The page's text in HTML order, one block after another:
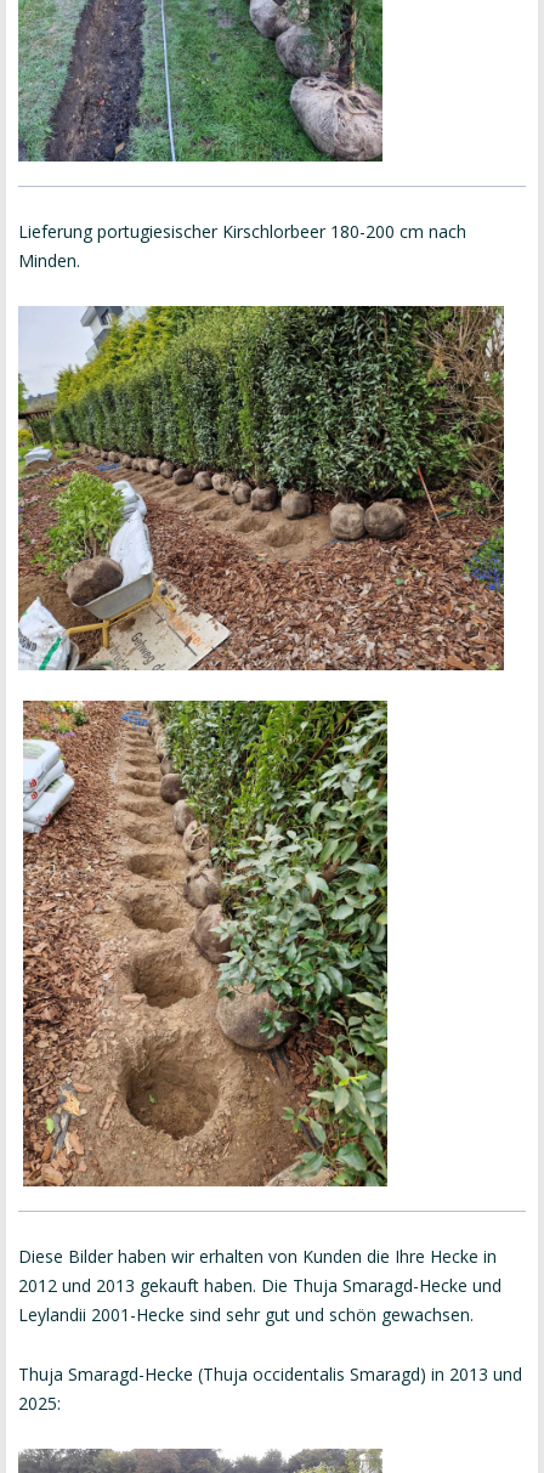
Lieferung portugiesischer Kirschlorbeer 180-200 cm nach
Minden.
Diese Bilder haben wir erhalten von Kunden die Ihre Hecke in
2012 und 2013 gekauft haben. Die Thuja Smaragd-Hecke und
Leylandii 2001-Hecke sind sehr gut und schön gewachsen.
Thuja Smaragd-Hecke (Thuja occidentalis Smaragd) in 2013 und
2025: